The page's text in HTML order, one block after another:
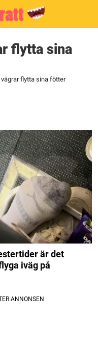
flytta sina
flytta sina fötter
är det
iväg på